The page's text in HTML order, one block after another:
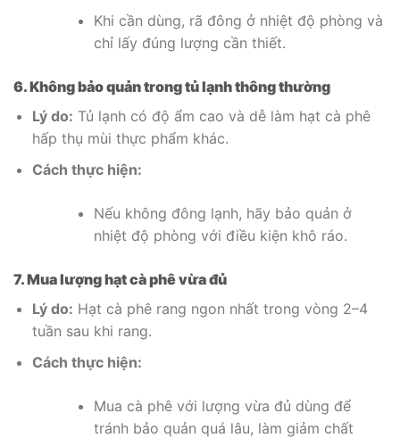
Khi cần dùng, rã đông ở nhiệt độ phòng và
chỉ lấy đúng lượng cần thiết.
6. Không bảo quản trong tủ lạnh thông thường
Lý do: Tủ lạnh có độ ẩm cao và dễ làm hạt cà phê
hấp thụ mùi thực phẩm khác.
Cách thực hiện:
Nếu không đông lạnh, hãy bảo quản ở
nhiệt độ phòng với điều kiện khô ráo.
7. Mua lượng hạt cà phê vừa đủ
Lý do: Hạt cà phê rang ngon nhất trong vòng 2–4
tuần sau khi rang.
Cách thực hiện:
Mua cà phê với lượng vừa đủ dùng để
tránh bảo quản quá lâu, làm giảm chất